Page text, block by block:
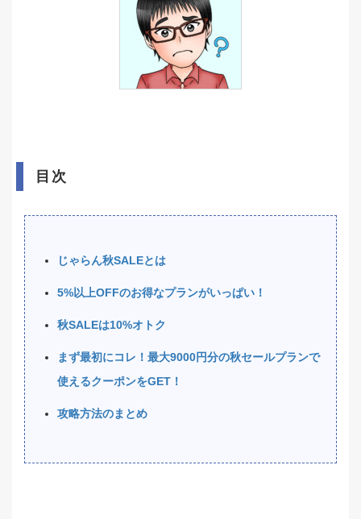
目次
じゃらん秋SALEとは
5%以上OFFのお得なプランがいっぱい！
秋SALEは10%オトク
まず最初にコレ！最大9000円分の秋セールプランで
使えるクーポンをGET！
攻略方法のまとめ